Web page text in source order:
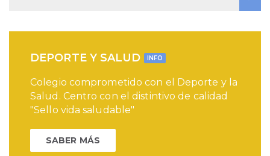
DEPORTE Y SALUD INFO
Colegio comprometido con el Deporte y la
Salud. Centro con el distintivo de calidad
"Sello vida saludable"
SABER MÁS